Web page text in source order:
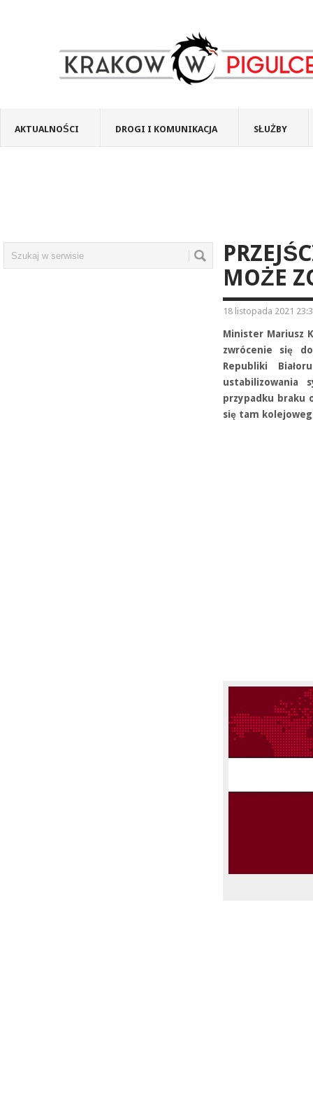
AKTUALNOŚCI DROGI I KOMUNIKACJA SŁUŻBY
MOŻE
18 listopada 2021
Minister Mariusz
zwrócenie się
Republiki
ustabilizowania
przypadku braku
się tam